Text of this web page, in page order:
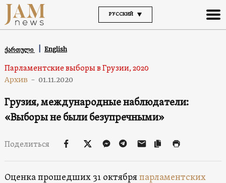
РУССКИЙ
ქართული English
Парламентские выборы в Грузии, 2020
Архив - 01.11.2020
Грузия, международные наблюдатели:
«Выборы не были безупречными»
Поделиться
Оценка прошедших 31 октябряпарламентских